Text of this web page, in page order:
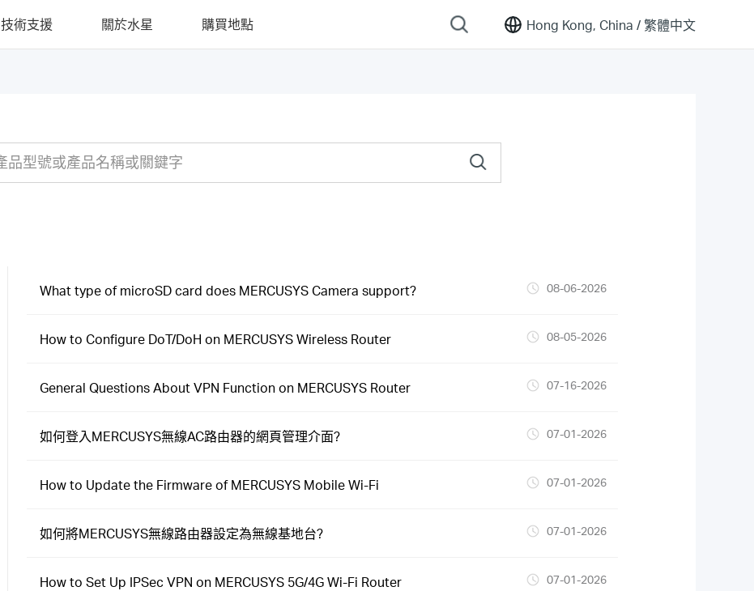
Hong Kong, China /繁體中文
技術支援 關於水星 購買地點
What type of microSD card does MERCUSYS Camera support? 08-06-2026
How to Configure DoT/DoH on MERCUSYS Wireless Router 08-05-2026
General Questions About VPN Function on MERCUSYS Router 07-16-2026
如何登入MERCUSYS無線AC路由器的網頁管理介面? 07-01-2026
How to Update the Firmware of MERCUSYS Mobile Wi-Fi 07-01-2026
如何將MERCUSYS無線路由器設定為無線基地台? 07-01-2026
How to Set Up IPSec VPN on MERCUSYS 5G/4G Wi-Fi Router 07-01-2026